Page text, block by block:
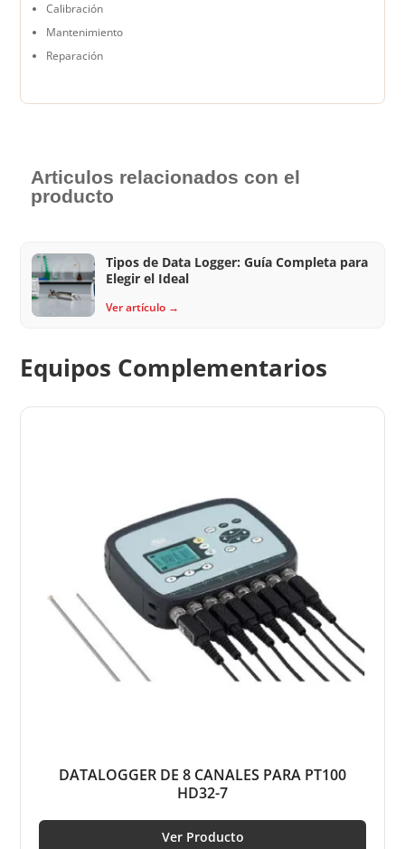
Calibración
Mantenimiento
Reparación
Articulos relacionados con el
producto
Tipos de Data Logger: Guía Completa para
Elegir el Ideal
Ver artículo →
Equipos Complementarios
DATALOGGER DE 8 CANALES PARA PT100
HD32-7
Ver Producto